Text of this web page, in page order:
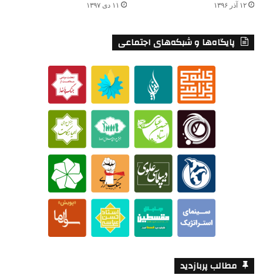
۱۲ آذر ۱۳۹۶ ۱۱ دی ۱۳۹۷
پایگاه‌ها و شبکه‌های اجتماعی
مطالب پربازدید